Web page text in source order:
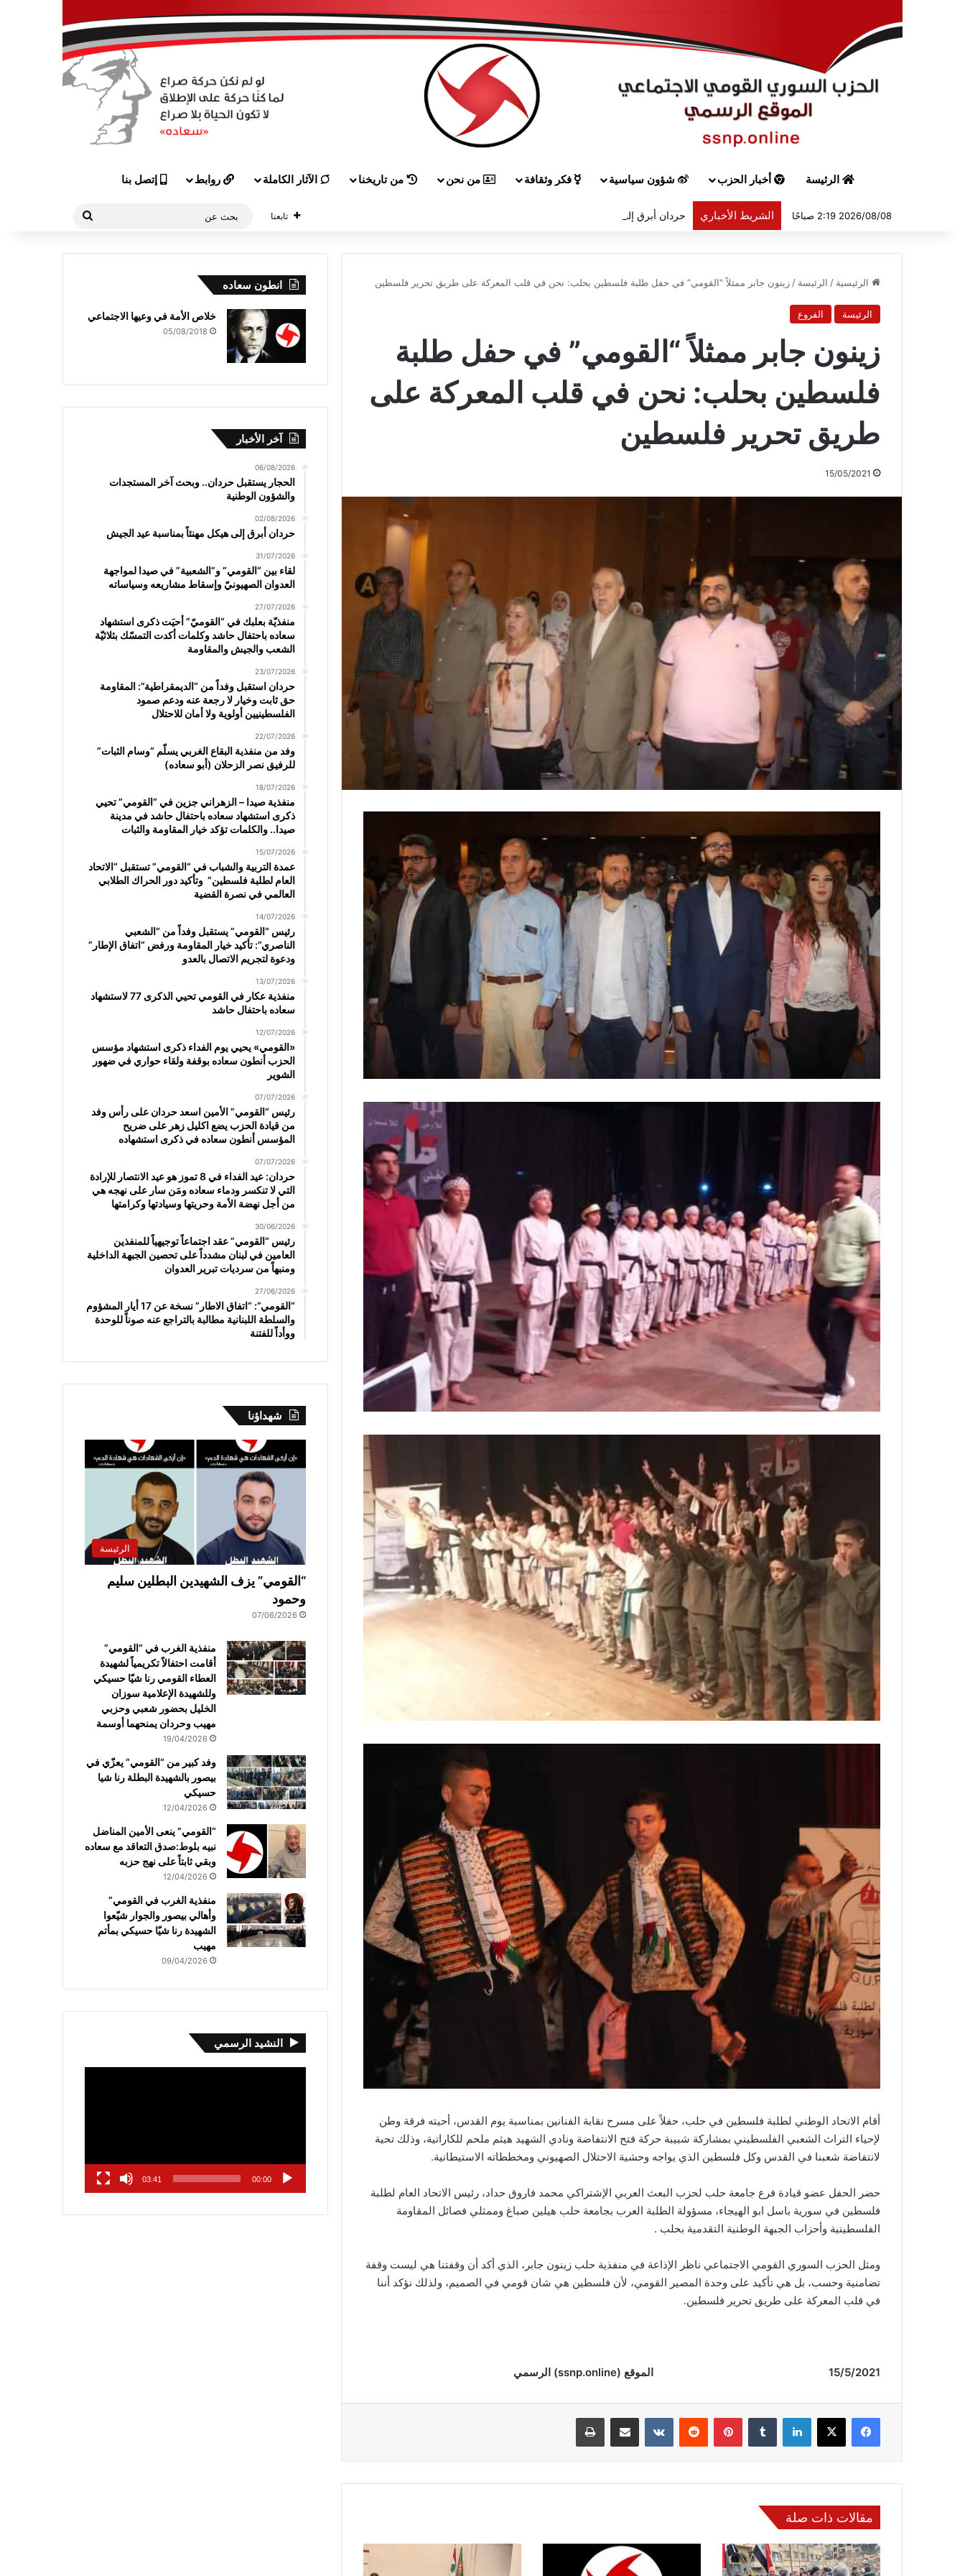
الرئيسة أخبار الحزب شؤون سياسية فكر وثقافة من نحن من تاريخنا الآثار الكاملة روابط إتصل بنا
2026/08/08 2:19 صباحًا الشريط الأخباري حردان أبرق إلى هيكل مهنئاً بمناسبة عيد الجيش تابعنا
الرئيسية / الرئيسة / زينون جابر ممثلاً “القومي” في حفل طلبة فلسطين بحلب: نحن في قلب المعركة على طريق تحرير فلسطين
الرئيسة الفروع
زينون جابر ممثلاً “القومي” في حفل طلبة
فلسطين بحلب: نحن في قلب المعركة على
طريق تحرير فلسطين
15/05/2021
أقام الاتحاد الوطني لطلبة فلسطين في حلب، حفلاً على مسرح نقابة الفنانين بمناسبة يوم القدس، أحيته فرقة وطن
لإحياء التراث الشعبي الفلسطيني بمشاركة شبيبة حركة فتح الانتفاضة ونادي الشهيد هيثم ملحم للكاراتية، وذلك تحية
لانتفاضة شعبنا في القدس وكل فلسطين الذي يواجه وحشية الاحتلال الصهيوني ومخططاته الاستيطانية.
حضر الحفل عضو قيادة فرع جامعة حلب لحزب البعث العربي الإشتراكي محمد فاروق حداد، رئيس الاتحاد العام لطلبة
فلسطين في سورية باسل ابو الهيجاء، مسؤولة الطلبة العرب بجامعة حلب هيلين صباغ وممثلي فصائل المقاومة
الفلسطينية وأحزاب الجبهة الوطنية التقدمية بحلب .
ومثل الحزب السوري القومي الاجتماعي ناظر الإذاعة في منفذية حلب زينون جابر، الذي أكد أن وقفتنا هي ليست وقفة
تضامنية وحسب، بل هي تأكيد على وحدة المصير القومي، لأن فلسطين هي شان قومي في الصميم، ولذلك نؤكد أننا
في قلب المعركة على طريق تحرير فلسطين.
15/5/2021 الموقع ( ssnp.online) الرسمي
فيسبوك لينكدإن بينتيريست
مقالات ذات صلة
انطون سعاده
خلاص الأمة في وعيها الاجتماعي
05/08/2018
آخر الأخبار
06/08/2026
الحجار يستقبل حردان.. وبحث آخر المستجدات
والشؤون الوطنية
02/08/2026
حردان أبرق إلى هيكل مهنئاً بمناسبة عيد الجيش
31/07/2026
لقاء بين “القومي” و”الشعبية” في صيدا لمواجهة
العدوان الصهيونيّ وإسقاط مشاريعه وسياساته
27/07/2026
منفذيّة بعلبك في “القوميّ” أحيَت ذكرى استشهاد
سعاده باحتفال حاشد وكلمات أكدت التمسّك بثلاثيّة
الشعب والجيش والمقاومة
23/07/2026
حردان استقبل وفداً من “الديمقراطية”: المقاومة
حق ثابت وخيار لا رجعة عنه ودعم صمود
الفلسطينيين أولوية ولا أمان للاحتلال
22/07/2026
وفد من منفذية البقاع الغربي يسلّم “وسام الثبات”
للرفيق نصر الزحلان (أبو سعاده)
18/07/2026
منفذية صيدا – الزهراني جزين في “القومي” تحيي
ذكرى استشهاد سعاده باحتفال حاشد في مدينة
صيدا.. والكلمات تؤكد خيار المقاومة والثبات
15/07/2026
عمدة التربية والشباب في “القومي” تستقبل “الاتحاد
العام لطلبة فلسطين” وتأكيد دور الحراك الطلابي
العالمي في نصرة القضية
14/07/2026
رئيس “القومي” يستقبل وفداً من “الشعبي
الناصري”: تأكيد خيار المقاومة ورفض “اتفاق الإطار”
ودعوة لتجريم الاتصال بالعدو
13/07/2026
منفذية عكار في القومي تحيي الذكرى 77 لاستشهاد
سعاده باحتفال حاشد
12/07/2026
«القومي» يحيي يوم الفداء ذكرى استشهاد مؤسس
الحزب أنطون سعاده بوقفة ولقاء حواري في ضهور
الشوير
07/07/2026
رئيس “القومي” الأمين اسعد حردان على رأس وفد
من قيادة الحزب يضع اكليل زهر على ضريح
المؤسس أنطون سعاده في ذكرى استشهاده
07/07/2026
حردان: عيد الفداء في 8 تموز هو عيد الانتصار للإرادة
التي لا تنكسر ودماء سعاده ومَن سار على نهجه هي
من أجل نهضة الأمة وحريتها وسيادتها وكرامتها
30/06/2026
رئيس “القومي” عقد اجتماعاً توجيهياً للمنفذين
العامين في لبنان مشدداً على تحصين الجبهة الداخلية
ومنبهاً من سرديات تبرير العدوان
27/06/2026
“القومي”: “اتفاق الاطار” نسخة عن 17 أيار المشؤوم
والسلطة اللبنانية مطالبة بالتراجع عنه صوناً للوحدة
ووأداً للفتنة
شهداؤنا
الرئيسة
“القومي” يزف الشهيدين البطلين سليم
وحمود
07/06/2026
منفذية الغرب في “القومي”
أقامت احتفالاً تكريمياً لشهيدة
العطاء القومي رنا شيّا حسيكي
وللشهيدة الإعلامية سوزان
الخليل بحضور شعبي وحزبي
مهيب وحردان يمنحهما أوسمة
19/04/2026
وفد كبير من “القومي” يعزّي في
بيصور بالشهيدة البطلة رنا شيا
حسيكي
12/04/2026
“القومي” ينعى الأمين المناضل
نبيه بلوط:صدق التعاقد مع سعاده
وبقي ثابتاً على نهج حزبه
12/04/2026
منفذية الغرب في القومي”
وأهالي بيصور والجوار شيّعوا
الشهيدة رنا شيّا حسيكي بمأتم
مهيب
09/04/2026
النشيد الرسمي
00:00
03:41